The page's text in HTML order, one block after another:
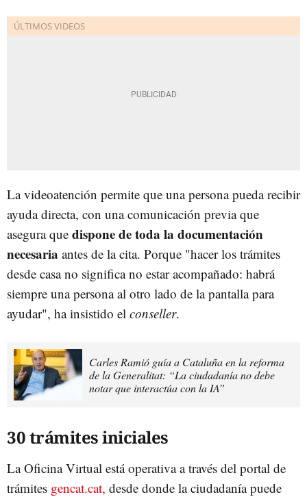
La videoatención permite que una persona pueda recibir
ayuda directa, con una comunicación previa que
asegura que dispone de toda la documentación
necesaria antes de la cita. Porque "hacer los trámites
desde casa no significa no estar acompañado: habrá
siempre una persona al otro lado de la pantalla para
ayudar", ha insistido el conseller.
Carles Ramió guía a Cataluña en la reforma
de la Generalitat: “La ciudadanía no debe
notar que interactúa con la IA”
30 trámites iniciales
La Oficina Virtual está operativa a través del portal de
trámites gencat.cat, desde donde la ciudadanía puede